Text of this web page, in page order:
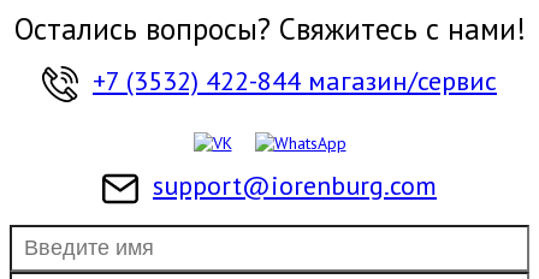
Остались вопросы? Свяжитесь с нами!
+7 (3532) 422-844 магазин/сервис
support@iorenburg.com